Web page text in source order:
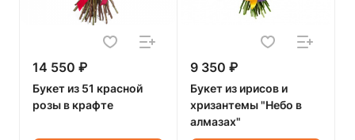
14 550 ₽
Букет из 51 красной
розы в крафте
9 350 ₽
Букет из ирисов и
хризантемы "Небо в
алмазах"